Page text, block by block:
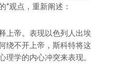
”观点，重新阐述：
上帝。表现以色列人出埃
绕不开上帝，斯科特将这
理学的内心冲突来表现。